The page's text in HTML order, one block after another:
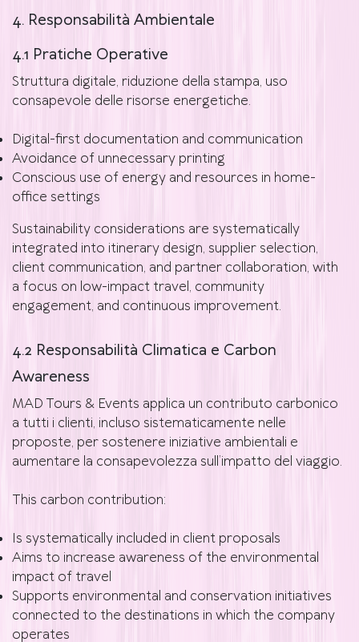
4. Responsabilità Ambientale
4.1 Pratiche Operative
Struttura digitale, riduzione della stampa, uso
consapevole delle risorse energetiche.
Digital-first documentation and communication
Avoidance of unnecessary printing
Conscious use of energy and resources in home-
office settings
Sustainability considerations are systematically
integrated into itinerary design, supplier selection,
client communication, and partner collaboration, with
a focus on low-impact travel, community
engagement, and continuous improvement.
4.2 Responsabilità Climatica e Carbon
Awareness
MAD Tours & Events applica un contributo carbonico
a tutti i clienti, incluso sistematicamente nelle
proposte, per sostenere iniziative ambientali e
aumentare la consapevolezza sull’impatto del viaggio.
This carbon contribution:
Is systematically included in client proposals
Aims to increase awareness of the environmental
impact of travel
Supports environmental and conservation initiatives
connected to the destinations in which the company
operates